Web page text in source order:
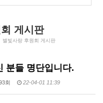
게시판
별빛사랑 후원회 게시판
분들 명단입니다.
회 22-04-01 11:39